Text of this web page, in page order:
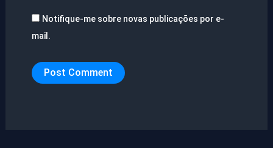
Notifique-me sobre novas publicações por e-
mail.